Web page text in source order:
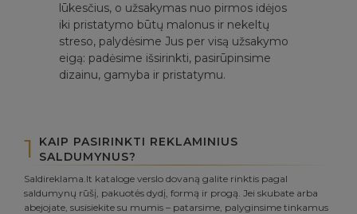
lūkesčius, o užsakymas nuo pirmos idėjos
iki pristatymo būtų malonus ir nekeltų
streso, palydėsime Jus per visą užsakymo
eigą: padėsime išsirinkti, pasirūpinsime
dizainu, gamyba ir pristatymu.
1
KAIP PASIRINKTI REKLAMINIUS
SALDUMYNUS?
Saldireklama.lt kataloge verslo dovaną galite rinktis pagal
saldumynų rūšį, pakuotės dydį, formą ir progą. Jei skubate arba
abejojate, susisiekite su mumis – patarsime, palyginsime tinkamus